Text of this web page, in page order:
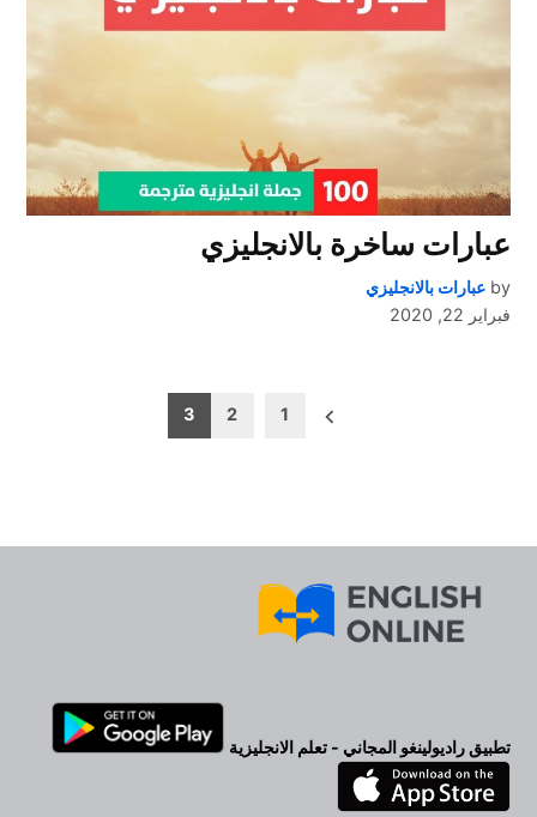
عبارات ساخرة بالانجليزي
by عبارات بالانجليزي
فبراير 22, 2020
1
2
3
تطبيق راديولينغو المجاني - تعلم الانجليزية